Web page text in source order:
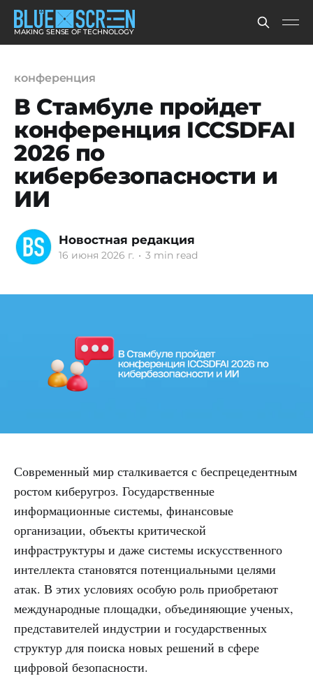
MAKING SENSE OF TECHNOLOGY
конференция
В Стамбуле пройдет
конференция ICCSDFAI
2026 по
кибербезопасности и
ИИ
Новостная редакция
16 июня 2026 г. • 3 min read
Современный мир сталкивается с беспрецедентным
ростом киберугроз. Государственные
информационные системы, финансовые
организации, объекты критической
инфраструктуры и даже системы искусственного
интеллекта становятся потенциальными целями
атак. В этих условиях особую роль приобретают
международные площадки, объединяющие ученых,
представителей индустрии и государственных
структур для поиска новых решений в сфере
цифровой безопасности.